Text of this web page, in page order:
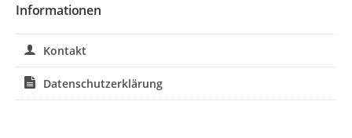
Informationen
Kontakt
Datenschutzerklärung